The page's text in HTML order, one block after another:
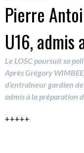
Pierre
U16, admis
Le LOSC poursuit sa
Après Grégory
d’entraîneur gardien
admis à la préparation
+++++